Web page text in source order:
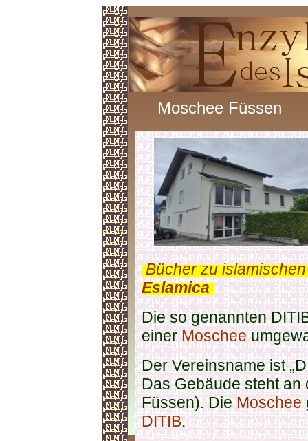
Moschee Füssen
.Bücher zu
Eslamica.
Die so genannten
einerMoschee
Der Vereinsname ist
Das Gebäude steht
Füssen). DieMoschee
DITIB.